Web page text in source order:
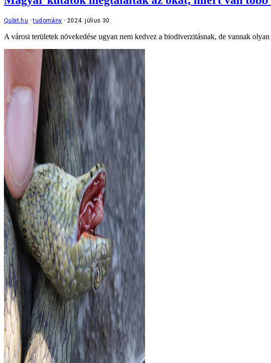
Qubit.hu tudomány 2024. július 30.
A városi területek növekedése ugyan nem kedvez a biodiverzitásnak, de vannak